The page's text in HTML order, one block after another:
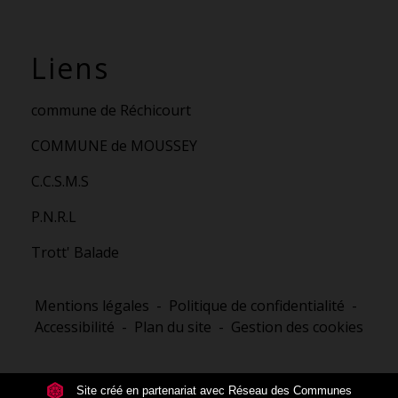
Liens
commune de Réchicourt
COMMUNE de MOUSSEY
C.C.S.M.S
P.N.R.L
Trott' Balade
Mentions légales - Politique de confidentialité -
Accessibilité - Plan du site - Gestion des cookies
Site créé en partenariat avec Réseau des Communes